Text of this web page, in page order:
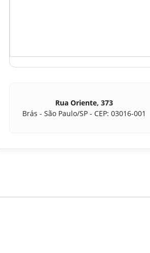
Rua Oriente, 373
Brás - São Paulo/SP - CEP: 03016-001